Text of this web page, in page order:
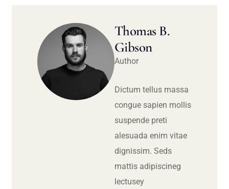
Thomas B.
Gibson
Author
Dictum tellus massa
congue sapien mollis
suspende preti
alesuada enim vitae
dignissim. Seds
mattis adipiscineg
lectusey